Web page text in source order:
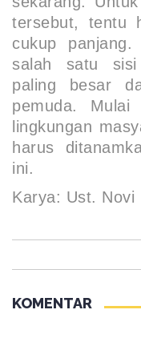
tersebut, tentu
cukup
salah satu sisi
paling besar
pemuda. Mulai
lingkungan
harus
ini.
Karya: Ust. Novi
KOMENTAR